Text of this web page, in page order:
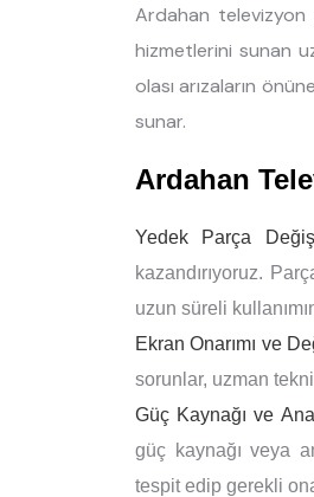
Ardahan televizyon
hizmetlerini sunan
olası arızaların
sunar.
Ardahan
Yedek Parça
kazandırıyoruz.
uzun süreli
Ekran Onarımı ve
sorunlar, uzman
Güç Kaynağı ve
güç kaynağı veya
tespit edip gerekli